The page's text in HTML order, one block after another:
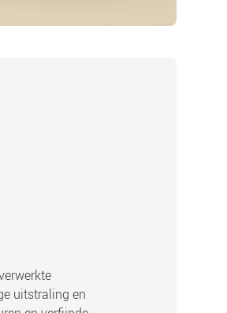
uitstraling en